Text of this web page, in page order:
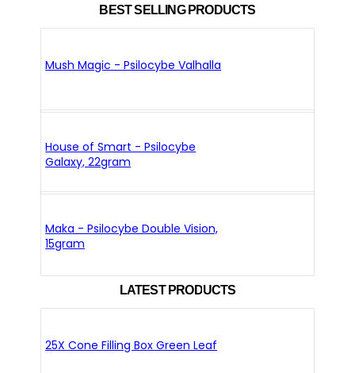
BEST SELLING PRODUCTS
Mush Magic - Psilocybe Valhalla
House of Smart - Psilocybe
Galaxy, 22gram
Maka - Psilocybe Double Vision,
15gram
LATEST PRODUCTS
25X Cone Filling Box Green Leaf